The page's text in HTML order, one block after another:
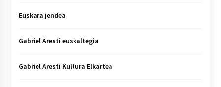
Euskara jendea
Gabriel Aresti euskaltegia
Gabriel Aresti Kultura Elkartea